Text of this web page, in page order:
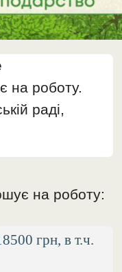
на роботу.
раді,
на роботу:
грн, в т.ч.